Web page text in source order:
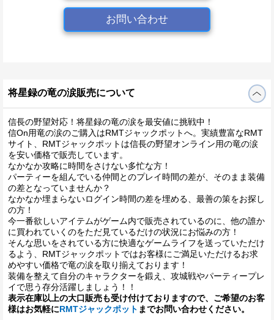
お問い合わせ
将星録の竜の涙販売について
信長の野望対応！将星録の竜の涙を最安値に挑戦中！
信On用竜の涙のご購入はRMTジャックポットへ。実績豊富なRMT
サイト、RMTジャックポットは信長の野望オンライン用の竜の涙
を安い価格で販売しています。
なかなか攻略に時間をさけない多忙な方！
パーティーを組んでいる仲間とのプレイ時間の差が、そのまま装備
の差となっていませんか？
なかなか埋まらないログイン時間の差を埋める、最善の策をお探し
の方！
今一番欲しいアイテムがゲーム内で販売されているのに、他の誰か
に買われていくのをただ見ているだけの状況にお悩みの方！
そんな思いをされている方に快適なゲームライフを送っていただけ
るよう、RMTジャックポットではお客様にご満足いただけるお求
めやすい価格で竜の涙を取り揃えております！
装備を整えて自分のキャラクターを鍛え、攻城戦やパーティープレ
イで思う存分活躍しましょう！！
表示在庫以上の大口販売も受け付けておりますので、ご希望のお客
様はお気軽にRMTジャックポット までお問い合わせください。